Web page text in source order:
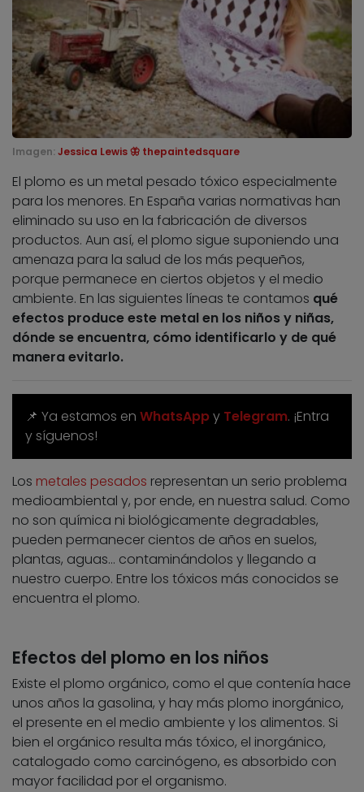
Imagen: Jessica Lewis 🦋 thepaintedsquare
El plomo es un metal pesado tóxico especialmente
para los menores. En España varias normativas han
eliminado su uso en la fabricación de diversos
productos. Aun así, el plomo sigue suponiendo una
amenaza para la salud de los más pequeños,
porque permanece en ciertos objetos y el medio
ambiente. En las siguientes líneas te contamos qué
efectos produce este metal en los niños y niñas,
dónde se encuentra, cómo identificarlo y de qué
manera evitarlo.
📌 Ya estamos en WhatsAppy Telegram. ¡Entra
y síguenos!
Los metales pesados representan un serio problema
medioambiental y, por ende, en nuestra salud. Como
no son química ni biológicamente degradables,
pueden permanecer cientos de años en suelos,
plantas, aguas… contaminándolos y llegando a
nuestro cuerpo. Entre los tóxicos más conocidos se
encuentra el plomo.
Efectos del plomo en los niños
Existe el plomo orgánico, como el que contenía hace
unos años la gasolina, y hay más plomo inorgánico,
el presente en el medio ambiente y los alimentos. Si
bien el orgánico resulta más tóxico, el inorgánico,
catalogado como carcinógeno, es absorbido con
mayor facilidad por el organismo.